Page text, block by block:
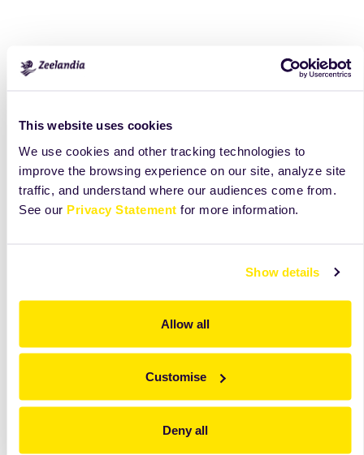
This website uses cookies
We use cookies and other tracking technologies to
improve the browsing experience on our site, analyze site
traffic, and understand where our audiences come from.
See our Privacy Statement for more information.
Show details
Allow all
Customise
Deny all
Ambalare
Cutie de carton + punga PE